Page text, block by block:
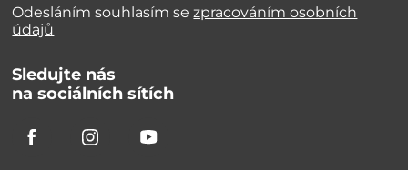
Odesláním souhlasím sezpracováním osobních
údajů
Sledujte nás
na sociálních sítích